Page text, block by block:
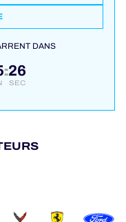
DANS
:25
SEC